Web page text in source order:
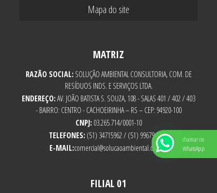
Mapa do site
MATRIZ
RAZÃO SOCIAL: SOLUÇÃO AMBIENTAL CONSULTORIA, COM. DE
RESÍDUOS INDS. E SERVIÇOS LTDA.
ENDEREÇO:AV. JOÃO BATISTA S. SOUZA, 108 - SALAS 401 / 402 / 403
- BAIRRO: CENTRO - CACHOEIRINHA – RS – CEP: 94920-100
CNPJ: 03.265.714/0001-10
TELEFONES: (51) 34715962 / (51) 99679-1136
E-MAIL:comercial@solucaoambiental.com.br
FILIAL 01
chamar no
WhatsApp